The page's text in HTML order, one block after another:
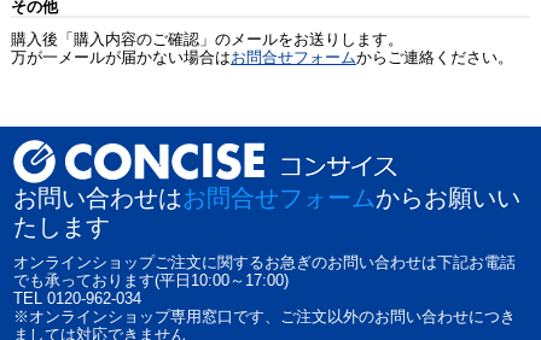
その他
購入後「購入内容のご確認」のメールをお送りします。
万が一メールが届かない場合はお問合せフォームからご連絡ください。
お問い合わせはお問合せフォームからお願いい
たします
オンラインショップご注文に関するお急ぎのお問い合わせは下記お電話
でも承っております(平日10:00～17:00)
TEL 0120-962-034
※オンラインショップ専用窓口です、ご注文以外のお問い合わせにつき
ましては対応できません